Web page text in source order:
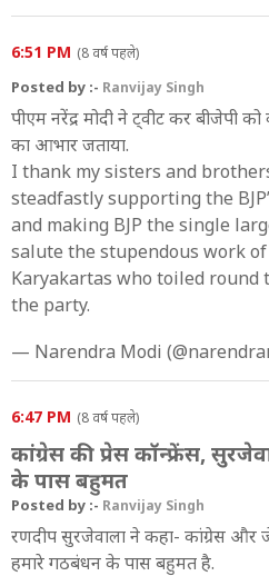
6:51 PM (8 वर्ष पहले)
Posted by :- Ranvijay Singh
पीएम नरेंद्र मोदी ने ट्वीट कर बीजेपी
का आभार जताया.
I thank my sisters and
steadfastly supporting the
and making BJP the single
salute the stupendous work of
Karyakartas who toiled round
the party.
— Narendra Modi
6:47 PM (8 वर्ष पहले)
कांग्रेस की प्रेस कॉन्‍फ्रेंस,
के पास बहुमत
Posted by :- Ranvijay Singh
रणदीप सुरजेवाला ने कहा- कांग्रेस और
हमारे गठबंधन के पास बहुमत है.